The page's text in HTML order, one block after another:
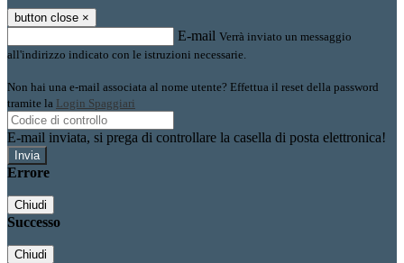
button close ×
E-mail Verrà inviato un messaggio
all'indirizzo indicato con le istruzioni necessarie.
Non hai una e-mail associata al nome utente? Effettua il reset della password
tramite la Login Spaggiari
E-mail inviata, si prega di controllare la casella di posta elettronica!
Errore
Chiudi
Successo
Chiudi